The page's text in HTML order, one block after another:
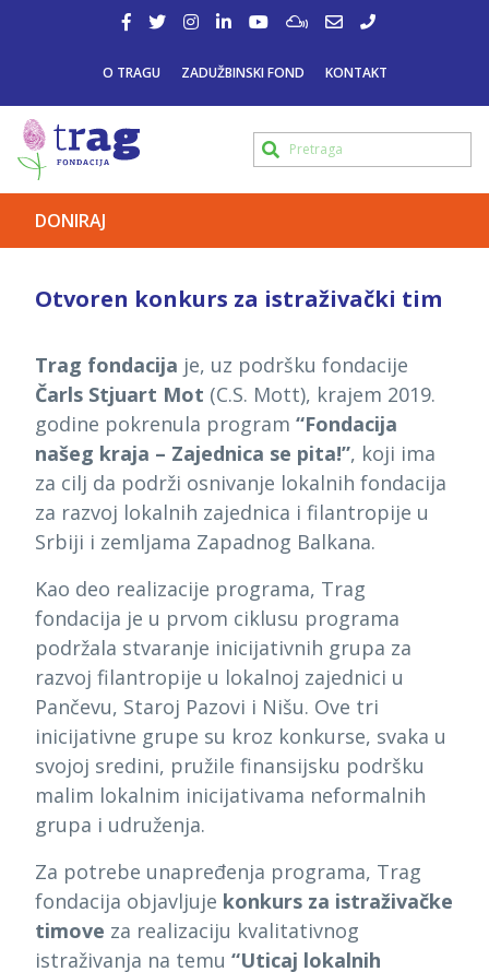
O TRAGU ZADUŽBINSKI FOND KONTAKT
DONIRAJ
Otvoren konkurs za istraživački tim
Trag fondacija je, uz podršku fondacije
Čarls Stjuart Mot (C.S. Mott), krajem 2019.
godine pokrenula program “Fondacija
našeg kraja – Zajednica se pita!”, koji ima
za cilj da podrži osnivanje lokalnih fondacija
za razvoj lokalnih zajednica i filantropije u
Srbiji i zemljama Zapadnog Balkana.
Kao deo realizacije programa, Trag
fondacija je u prvom ciklusu programa
podržala stvaranje inicijativnih grupa za
razvoj filantropije u lokalnoj zajednici u
Pančevu, Staroj Pazovi i Nišu. Ove tri
inicijativne grupe su kroz konkurse, svaka u
svojoj sredini, pružile finansijsku podršku
malim lokalnim inicijativama neformalnih
grupa i udruženja.
Za potrebe unapređenja programa, Trag
fondacija objavljuje konkurs za istraživačke
timove za realizaciju kvalitativnog
istraživanja na temu “Uticaj lokalnih